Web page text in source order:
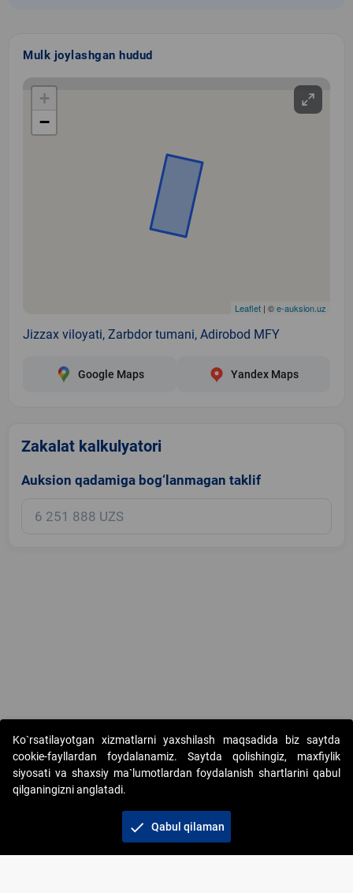
Mulk joylashgan hudud
+
−
Leaflet | ©e-auksion.uz
Jizzax viloyati, Zarbdor tumani, Adirobod MFY
Google Maps Yandex Maps
Zakalat kalkulyatori
Auksion qadamiga bog‘lanmagan taklif
Copyright © 2017-2026. "Elektron onlayn-auksionlarni tashkil etish"
AJ. Barcha huquqlar himoyalangan
+998 71 202-21-11
Ko`rsatilayotgan xizmatlarni yaxshilash maqsadida biz saytda
cookie-fayllardan foydalanamiz. Saytda qolishingiz, maxfiylik
siyosati va shaxsiy ma`lumotlardan foydalanish shartlarini qabul
qilganingizni anglatadi.
check Qabul qilaman